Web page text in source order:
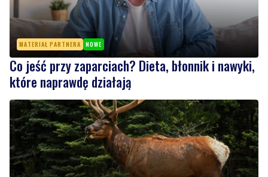
MATERIAŁ PARTNERA NOWE
Co jeść przy zaparciach? Dieta, błonnik i nawyki,
które naprawdę działają